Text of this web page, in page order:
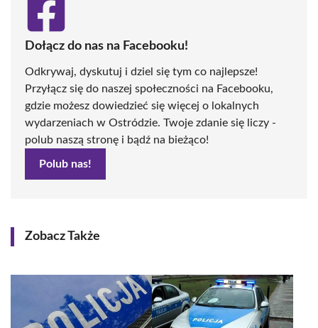
Dołącz do nas na Facebooku!
Odkrywaj, dyskutuj i dziel się tym co najlepsze!
Przyłącz się do naszej społeczności na Facebooku,
gdzie możesz dowiedzieć się więcej o lokalnych
wydarzeniach w Ostródzie. Twoje zdanie się liczy -
polub naszą stronę i bądź na bieżąco!
Polub nas!
Zobacz Także